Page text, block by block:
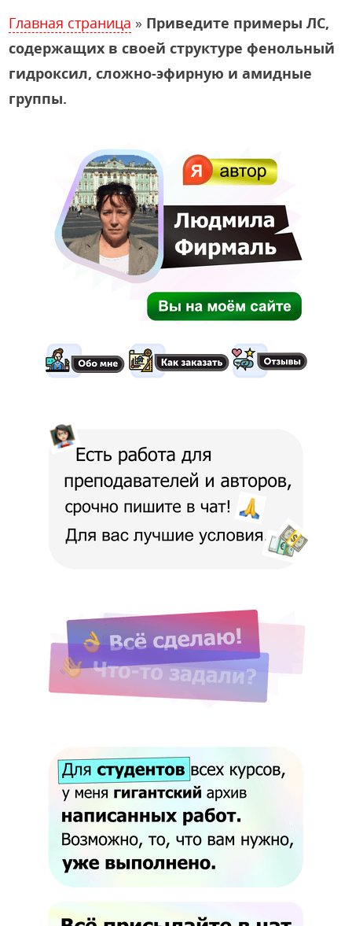
Главная страница » Приведите примеры ЛС,
содержащих в своей структуре фенольный
гидроксил, сложно-эфирную и амидные
группы.